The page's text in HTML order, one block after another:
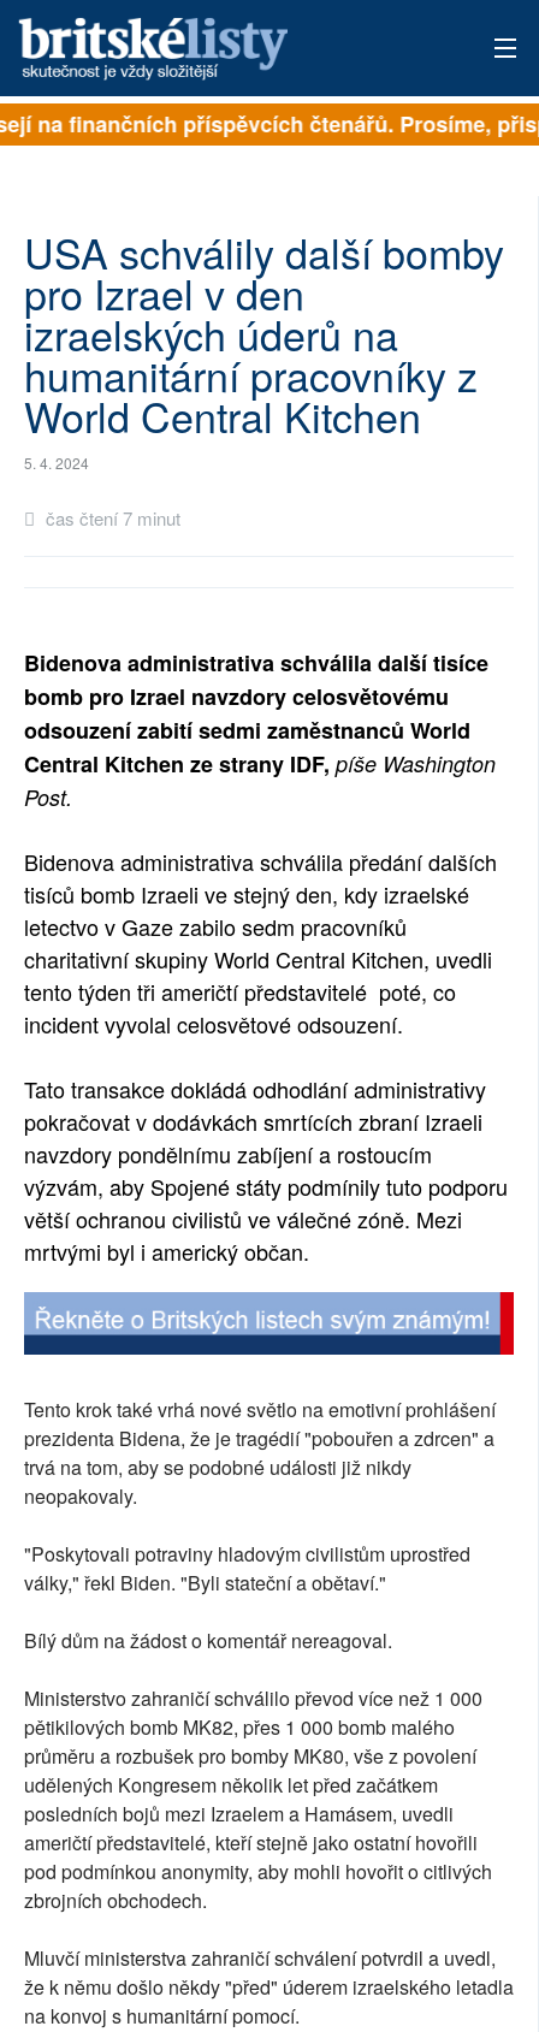
PŘIHLÁSIT
ARCHIV
ROZHOVORY
TÉMATA
NEJČTENĚJŠÍ ZA 7 DNÍ
AUTOŘI
PŘÍSPĚVKY NA PROVOZ
na finančních příspěvcích čtenářů. Prosíme,
USA schválily další bomby
pro Izrael v den
izraelských úderů na
humanitární pracovníky z
World Central Kitchen
5. 4. 2024
čas čtení 7 minut
Bidenova administrativa schválila další tisíce
bomb pro Izrael navzdory celosvětovému
odsouzení zabití sedmi zaměstnanců World
Central Kitchen ze strany IDF, píše Washington
Post.
Bidenova administrativa schválila předání dalších
tisíců bomb Izraeli ve stejný den, kdy izraelské
letectvo v Gaze zabilo sedm pracovníků
charitativní skupiny World Central Kitchen, uvedli
tento týden tři američtí představitelé poté, co
incident vyvolal celosvětové odsouzení.
Tato transakce dokládá odhodlání administrativy
pokračovat v dodávkách smrtících zbraní Izraeli
navzdory pondělnímu zabíjení a rostoucím
výzvám, aby Spojené státy podmínily tuto podporu
větší ochranou civilistů ve válečné zóně. Mezi
mrtvými byl i americký občan.
Tento krok také vrhá nové světlo na emotivní prohlášení
prezidenta Bidena, že je tragédií "pobouřen a zdrcen" a
trvá na tom, aby se podobné události již nikdy
neopakovaly.
"Poskytovali potraviny hladovým civilistům uprostřed
války," řekl Biden. "Byli stateční a obětaví."
Bílý dům na žádost o komentář nereagoval.
Ministerstvo zahraničí schválilo převod více než 1 000
pětikilových bomb MK82, přes 1 000 bomb malého
průměru a rozbušek pro bomby MK80, vše z povolení
udělených Kongresem několik let před začátkem
posledních bojů mezi Izraelem a Hamásem, uvedli
američtí představitelé, kteří stejně jako ostatní hovořili
pod podmínkou anonymity, aby mohli hovořit o citlivých
zbrojních obchodech.
Mluvčí ministerstva zahraničí schválení potvrdil a uvedl,
že k němu došlo někdy "před" úderem izraelského letadla
na konvoj s humanitární pomocí.